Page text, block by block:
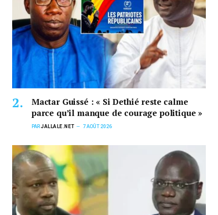
Mactar Guissé : « Si Dethié reste calme
parce qu’il manque de courage politique »
PARJALLALE.NET 7 AOÛT 2026